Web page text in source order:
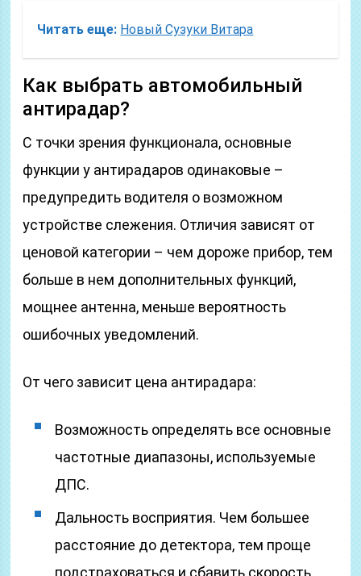
Читать еще: Новый Сузуки Витара
Как выбрать автомобильный
антирадар?
С точки зрения функционала, основные
функции у антирадаров одинаковые –
предупредить водителя о возможном
устройстве слежения. Отличия зависят от
ценовой категории – чем дороже прибор, тем
больше в нем дополнительных функций,
мощнее антенна, меньше вероятность
ошибочных уведомлений.
От чего зависит цена антирадара:
Возможность определять все основные
частотные диапазоны, используемые
ДПС.
Дальность восприятия. Чем большее
расстояние до детектора, тем проще
подстраховаться и сбавить скорость.